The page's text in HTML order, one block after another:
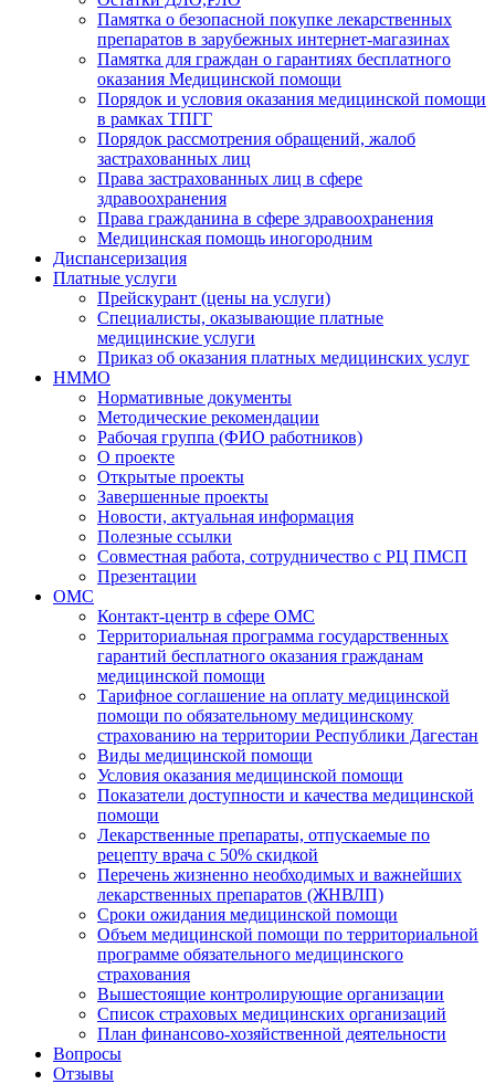
Памятка о безопасной покупке лекарственных
препаратов в зарубежных интернет-магазинах
Памятка для граждан о гарантиях бесплатного
оказания Медицинской помощи
Порядок и условия оказания медицинской помощи
в рамках ТПГГ
Порядок рассмотрения обращений, жалоб
застрахованных лиц
Права застрахованных лиц в сфере
здравоохранения
Права гражданина в сфере здравоохранения
Медицинская помощь иногородним
Диспансеризация
Платные услуги
Прейскурант (цены на услуги)
Специалисты, оказывающие платные
медицинские услуги
Приказ об оказания платных медицинских услуг
НММО
Нормативные документы
Методические рекомендации
Рабочая группа (ФИО работников)
О проекте
Открытые проекты
Завершенные проекты
Новости, актуальная информация
Полезные ссылки
Совместная работа, сотрудничество с РЦ ПМСП
Презентации
ОМС
Контакт-центр в сфере ОМС
Территориальная программа государственных
гарантий бесплатного оказания гражданам
медицинской помощи
Тарифное соглашение на оплату медицинской
помощи по обязательному медицинскому
страхованию на территории Республики Дагестан
Виды медицинской помощи
Условия оказания медицинской помощи
Показатели доступности и качества медицинской
помощи
Лекарственные препараты, отпускаемые по
рецепту врача с 50% скидкой
Перечень жизненно необходимых и важнейших
лекарственных препаратов (ЖНВЛП)
Сроки ожидания медицинской помощи
Объем медицинской помощи по территориальной
программе обязательного медицинского
страхования
Вышестоящие контролирующие организации
Список страховых медицинских организаций
План финансово-хозяйственной деятельности
Вопросы
Отзывы